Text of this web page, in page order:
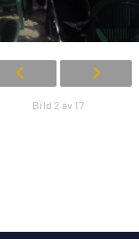
Bild 2 av 17